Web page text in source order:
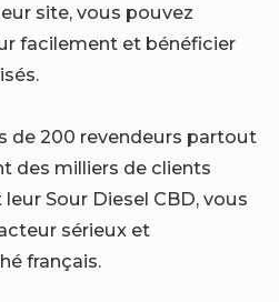
site, vous pouvez
facilement et bénéficier
de 200 revendeurs partout
des milliers de clients
Sour Diesel CBD, vous
sérieux et
français.